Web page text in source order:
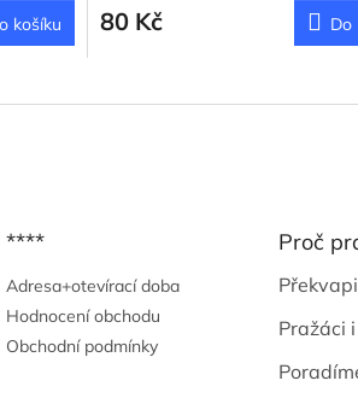
košíku 80 Kč Do
Go Go's
z 5 hvězdiček.
Kropáček
****
Adresa+otevírací doba
Hodnocení obchodu
Obchodní podmínky
Proč
Pražáci